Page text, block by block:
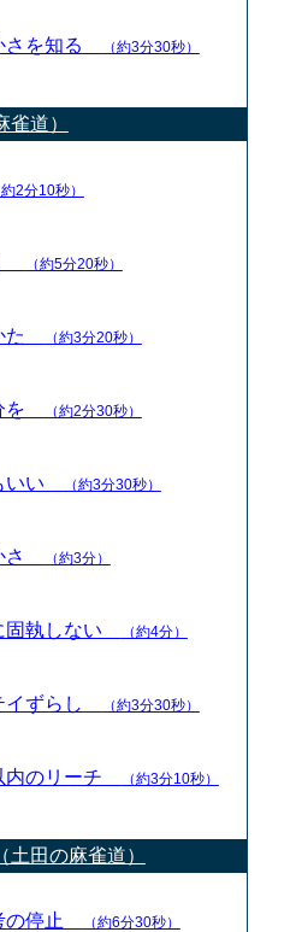
さを知る （約3分30秒）
道）
約2分10秒）
（約5分20秒）
た （約3分20秒）
を （約2分30秒）
いい （約3分30秒）
さ （約3分）
固執しない （約4分）
イずらし （約3分30秒）
内のリーチ （約3分10秒）
土田の麻雀道）
の停止 （約6分30秒）